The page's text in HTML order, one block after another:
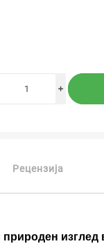
i
Рецензија
природен